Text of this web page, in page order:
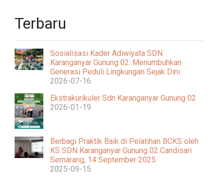
Terbaru
Sosialisasi Kader Adiwiyata SDN
Karanganyar Gunung 02: Menumbuhkan
Generasi Peduli Lingkungan Sejak Dini
2026-07-16
Ekstrakurikuler Sdn Karanganyar Gunung 02
2026-01-19
Berbagi Praktik Baik di Pelatihan BCKS oleh
KS SDN Karanganyar Gunung 02 Candisari
Semarang, 14 September 2025
2025-09-15